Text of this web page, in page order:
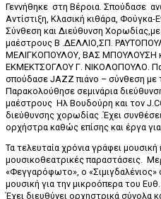
Γεννήθηκε στη Βέροια. Σπούδασε
Αντίστιξη, Κλασική κιθάρα,
Σύνθεση και Διεύθυνση
μαέστρους Β .ΔΕΛΛΙΟ,ΣΠ.
ΜΕΛΙΓΚΟΠΟΥΛΟΥ, ΒΑΣ ΜΠΟΥΛΟΥΣΗ
ΕΚΜΕΚΤΣΟΓΛΟΥ Γ. ΝΙΚΟΛΟΠΟΥΛΟ.
σπούδασε JAZZ πιάνο – σύνθεση με
Παρακολούθησε σεμινάρια
μαέστρους Ηλ Βουδούρη και τον
διεύθυνσης χορωδίας .Έχει
ορχήστρα καθώς επίσης και έργα
Τα τελευταία χρόνια γράφει μουσική
μουσικοθεατρικές παραστάσεις.
«Φεγγαρόφωτο», ο «Σιμιγδαλένιος»
μουσική για την μικροόπερα του
Έχει διευθύνει ορχηστρικά σύνολα